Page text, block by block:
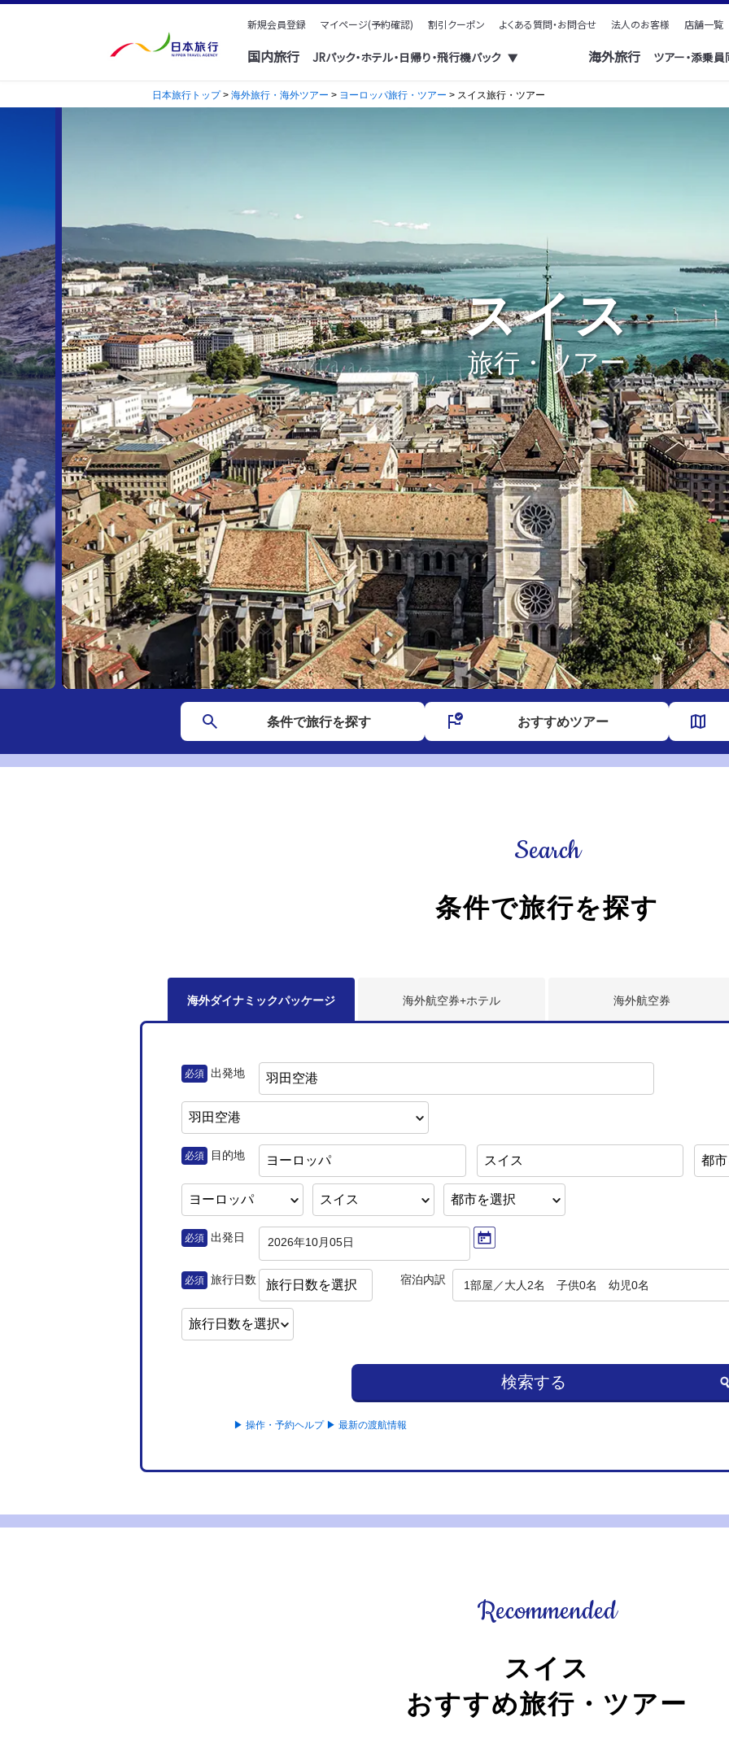
新規会員登録 マイページ(予約確認) 割引クーポン よくある質問・お問合せ 法人のお客様 店舗一覧
国内旅行 JRパック・ホテル・日帰り・飛行機パック ▼ 海外旅行 ツアー・添乗
日本旅行トップ> 海外旅行・海外ツアー > ヨーロッパ旅行・ツアー > スイス旅行・ツアー
スイス
旅行・ツアー
条件で旅行を探す おすすめツアー
Search
条件で旅行を探す
海外ダイナミックパッケージ 海外航空券+ホテル 海外航空券
必須 出発地 羽田空港
必須 目的地 ヨーロッパ スイス 都
必須 出発日 2026年10月05日
必須 旅行日数 旅行日数を選択 宿泊内訳 1部屋／大人2名 子供0名 幼児0名
検索する
▶ 操作・予約ヘルプ ▶ 最新の渡航情報
Recommended
スイス
おすすめ旅行・ツアー